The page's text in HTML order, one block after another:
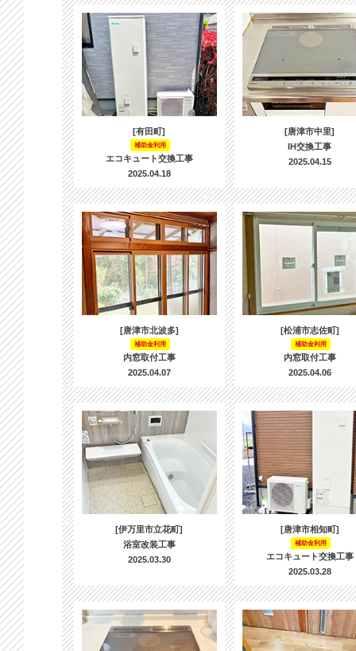
[有田町]
補助金利用
エコキュート交換工事
2025.04.18
[唐津市中里]
IH交換工事
2025.04.15
[唐津市北波多]
補助金利用
内窓取付工事
2025.04.07
[松浦市志佐町]
補助金利用
内窓取付工事
2025.04.06
[伊万里市立花町]
浴室改装工事
2025.03.30
[唐津市相知町]
補助金利用
エコキュート交換工事
2025.03.28